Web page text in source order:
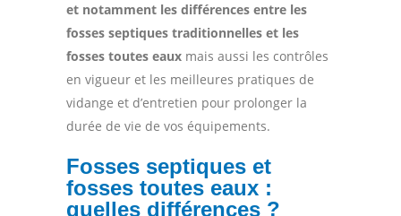
et notamment les différences entre les
fosses septiques traditionnelles et les
fosses toutes eaux mais aussi les contrôles
en vigueur et les meilleures pratiques de
vidange et d’entretien pour prolonger la
durée de vie de vos équipements.
Fosses septiques et
fosses toutes eaux :
quelles différences ?